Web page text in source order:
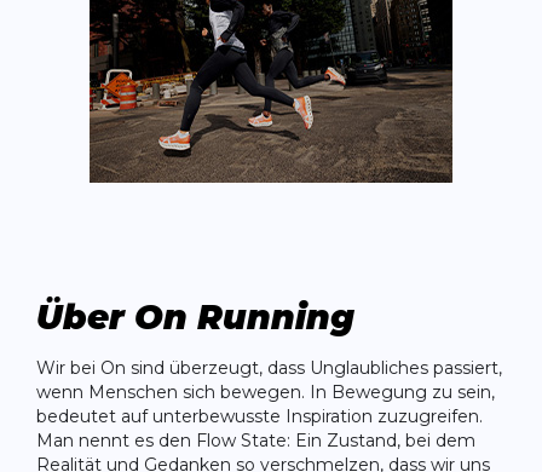
Über On Running
Wir bei On sind überzeugt, dass Unglaubliches passiert,
wenn Menschen sich bewegen. In Bewegung zu sein,
bedeutet auf unterbewusste Inspiration zuzugreifen.
Man nennt es den Flow State: Ein Zustand, bei dem
Realität und Gedanken so verschmelzen, dass wir uns